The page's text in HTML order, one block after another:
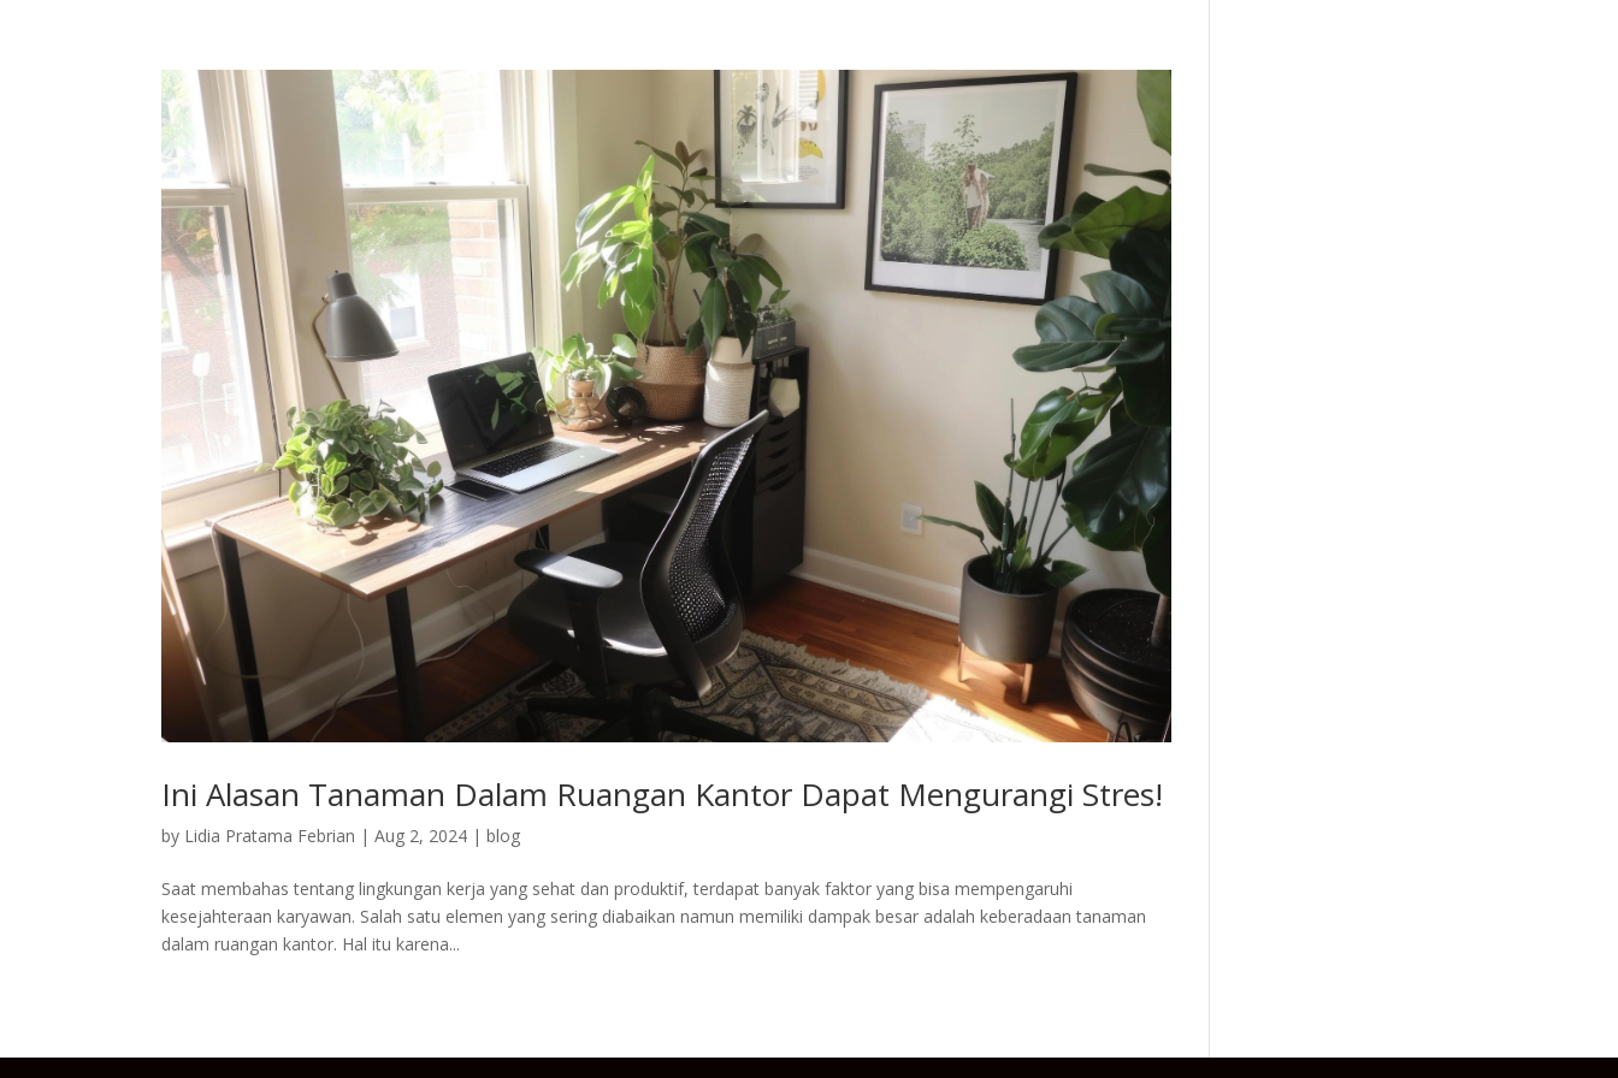
Home Blog Meja Kantor Kursi Kantor
Ini Alasan Tanaman Dalam Ruangan Kantor Dapat Mengurangi Stres!
by Lidia Pratama Febrian |Aug 2, 2024 |blog
Saat membahas tentang lingkungan kerja yang sehat dan produktif, terdapat banyak faktor yang bisa mempengaruhi
kesejahteraan karyawan. Salah satu elemen yang sering diabaikan namun memiliki dampak besar adalah keberadaan tanaman
dalam ruangan kantor. Hal itu karena...